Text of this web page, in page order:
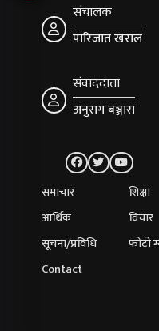
संचालक
पारिजात खराल
संवाददाता
अनुराग बञ्जारा
समाचार
शिक्षा
आर्थिक
विचार
सूचना/प्रविधि
फोटो
Contact